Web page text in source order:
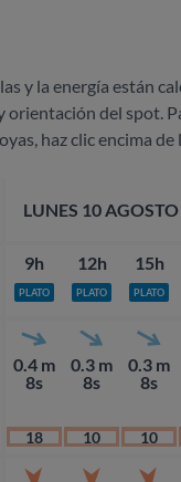
y la energía están
orientación del spot.
haz clic encima de
LUNES 10 AGOSTO
9h
PLATO
0.4 m
8s
18
12h
PLATO
0.3 m
8s
10
15h
PLATO
0.3 m
8s
10